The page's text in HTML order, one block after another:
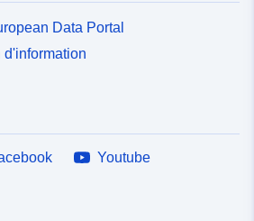
Data Portal
Youtube